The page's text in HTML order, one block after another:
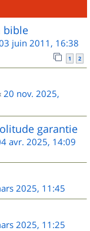
bible
juin 2011, 16:38
1 2
20 nov. 2025,
garantie
avr. 2025, 14:09
2025, 11:45
2025, 11:25